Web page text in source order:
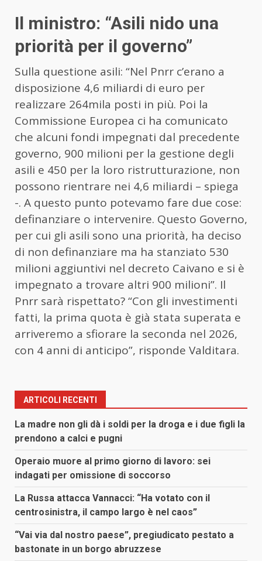
Il ministro: “Asili nido una
priorità per il governo”
Sulla questione asili: “Nel Pnrr c’erano a
disposizione 4,6 miliardi di euro per
realizzare 264mila posti in più. Poi la
Commissione Europea ci ha comunicato
che alcuni fondi impegnati dal precedente
governo, 900 milioni per la gestione degli
asili e 450 per la loro ristrutturazione, non
possono rientrare nei 4,6 miliardi – spiega
-. A questo punto potevamo fare due cose:
definanziare o intervenire. Questo Governo,
per cui gli asili sono una priorità, ha deciso
di non definanziare ma ha stanziato 530
milioni aggiuntivi nel decreto Caivano e si è
impegnato a trovare altri 900 milioni”. Il
Pnrr sarà rispettato? “Con gli investimenti
fatti, la prima quota è già stata superata e
arriveremo a sfiorare la seconda nel 2026,
con 4 anni di anticipo”, risponde Valditara.
ARTICOLI RECENTI
La madre non gli dà i soldi per la droga e i due figli la
prendono a calci e pugni
Operaio muore al primo giorno di lavoro: sei
indagati per omissione di soccorso
La Russa attacca Vannacci: “Ha votato con il
centrosinistra, il campo largo è nel caos”
“Vai via dal nostro paese”, pregiudicato pestato a
bastonate in un borgo abruzzese